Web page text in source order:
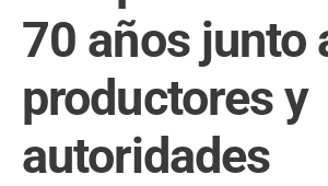
70 años junto
productores y
autoridades